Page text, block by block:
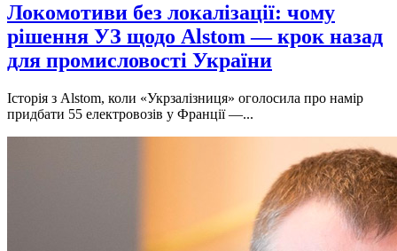
Локомотиви без локалізації: чому
рішення УЗ щодо Alstom — крок назад
для промисловості України
Історія з Alstom, коли «Укрзалізниця» оголосила про намір
придбати 55 електровозів у Франції —...